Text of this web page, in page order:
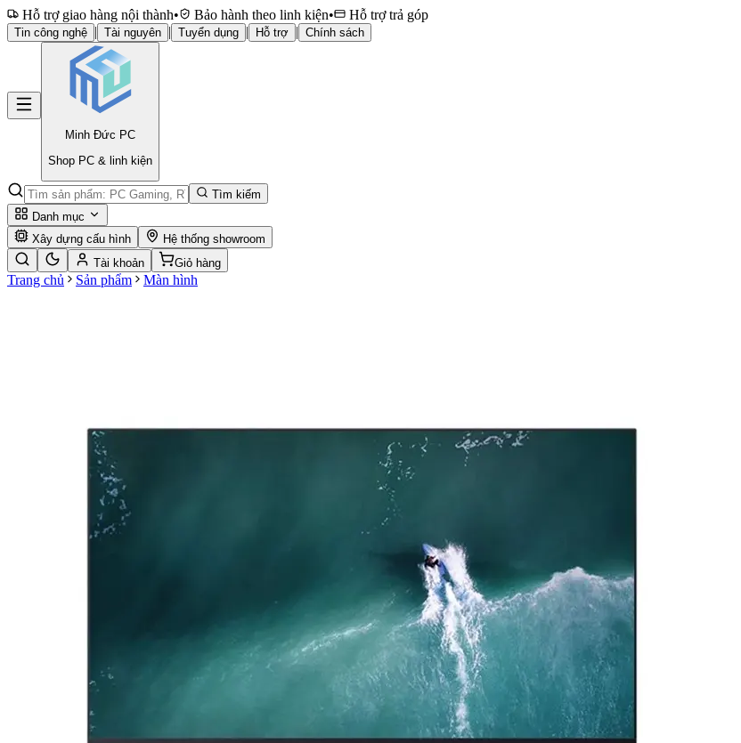
Hỗ trợ giao hàng nội thành• Bảo hành theo linh kiện• Hỗ trợ trả góp
Tin công nghệ | Tài nguyên | Tuyển dụng | Hỗ trợ | Chính sách
Minh Đức PC
Shop PC & linh kiện
Tìm kiếm
Danh mục
Xây dựng cấu hình
Hệ thống showroom
Tài khoản
Giỏ hàng
Trang chủ Sản phẩm Màn hình